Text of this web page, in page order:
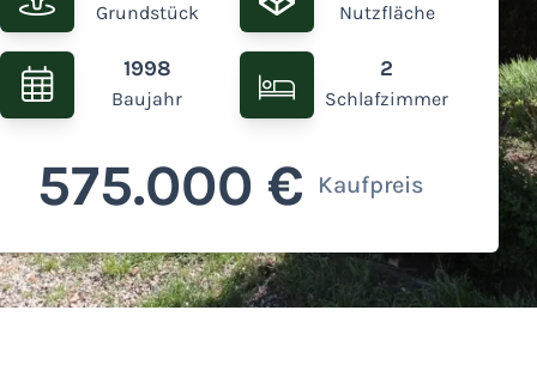
Grundstück Nutzfläche
1998
Baujahr
2
Schlafzimmer
575.000 € Kaufpreis